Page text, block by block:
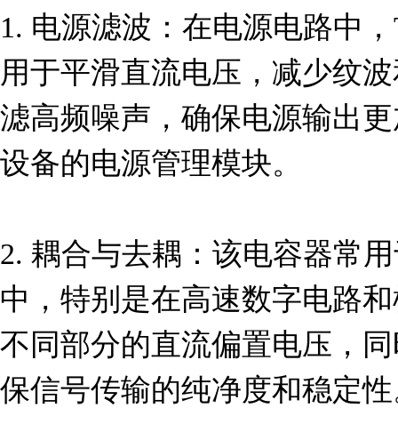
1. 电源滤波：在电源电路中，
用于平滑直流电压，减少纹
滤高频噪声，确保电源输出
设备的电源管理模块。
2. 耦合与去耦：该电容器常
中，特别是在高速数字电路
不同部分的直流偏置电压，
保信号传输的纯净度和稳定